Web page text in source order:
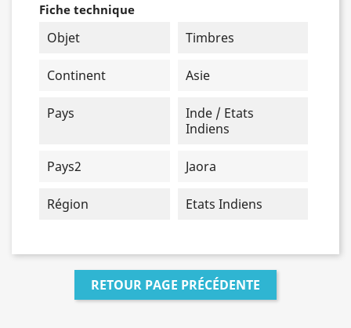
Fiche technique
Objet Timbres
Continent Asie
Pays
Inde / Etats
Indiens
Pays2 Jaora
Région Etats Indiens
RETOUR PAGE PRÉCÉDENTE